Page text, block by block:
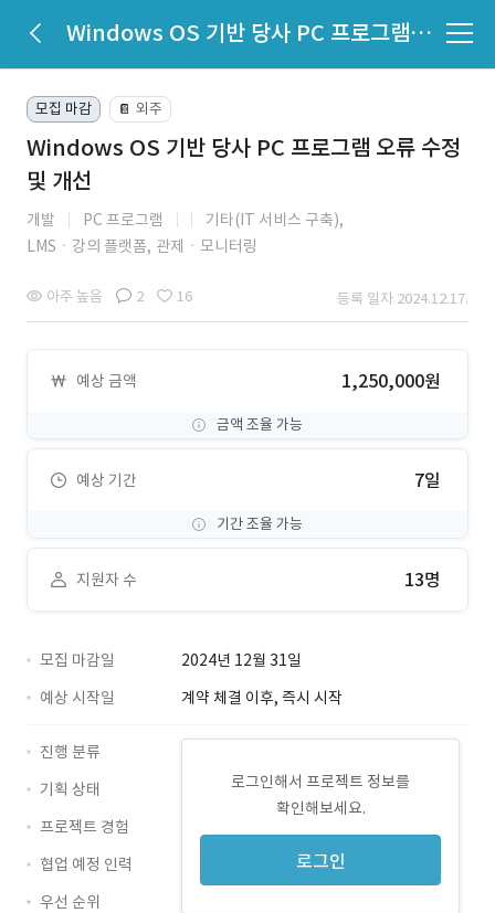
Windows OS 기반 당사 PC 프로그램 오류 수정 및 개선
모집 마감 📔 외주
Windows OS 기반 당사 PC 프로그램 오류 수정
및 개선
개발 PC 프로그램
기타(IT 서비스 구축),
LMSㆍ강의 플랫폼, 관제ㆍ모니터링
아주 높음 2 16 등록 일자 2024.12.17.
예상 금액 1,250,000원
금액 조율 가능
예상 기간 7일
기간 조율 가능
지원자 수 13명
모집 마감일
2024년 12월 31일
예상 시작일
계약 체결 이후, 즉시 시작
로그인해서 프로젝트 정보를
확인해보세요.
로그인
진행 분류
기획 상태
프로젝트 경험
협업 예정 인력
우선 순위